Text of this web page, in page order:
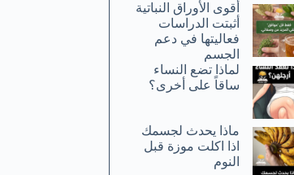
أقوى الأوراق النباتية
أثبتت الدراسات
فعاليتها في دعم
الجسم
لماذا تضع النساء
ساقاً على أخرى؟
ماذا يحدث لجسمك
اذا اكلت موزة قبل
النوم